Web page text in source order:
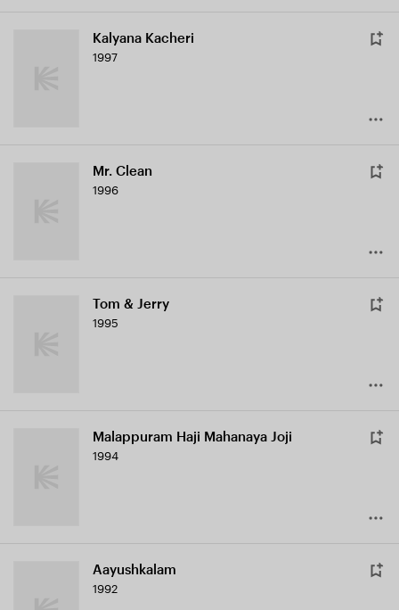
Kalyana Kacheri
1997
Mr. Clean
1996
Tom & Jerry
1995
Malappuram Haji Mahanaya Joji
1994
Aayushkalam
1992